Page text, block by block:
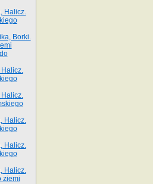
Halicz.
Borki.
Halicz.
Halicz.
Halicz.
ziemi